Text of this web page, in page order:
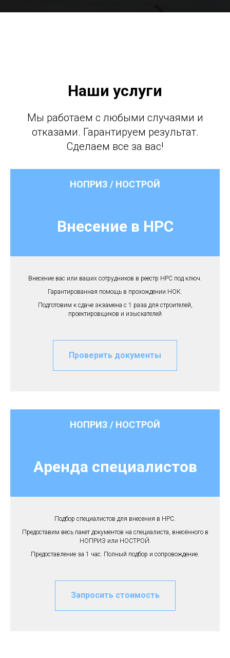
Наши услуги
Мы работаем с любыми случаями и
отказами. Гарантируем результат.
Сделаем все за вас!
НОПРИЗ / НОСТРОЙ
Внесение в НРС
Внесение вас или ваших сотрудников в реестр НРС под ключ.
Гарантированная помощь в прохождении НОК.
Подготовим к сдаче экзамена с 1 раза для строителей,
проектировщиков и изыскателей
Проверить документы
НОПРИЗ / НОСТРОЙ
Аренда специалистов
Подбор специалистов для внесения в НРС.
Предоставим весь пакет документов на специалиста, внесённого в
НОПРИЗ или НОСТРОЙ.
Предоставление за 1 час. Полный подбор и сопровождение.
Запросить стоимость